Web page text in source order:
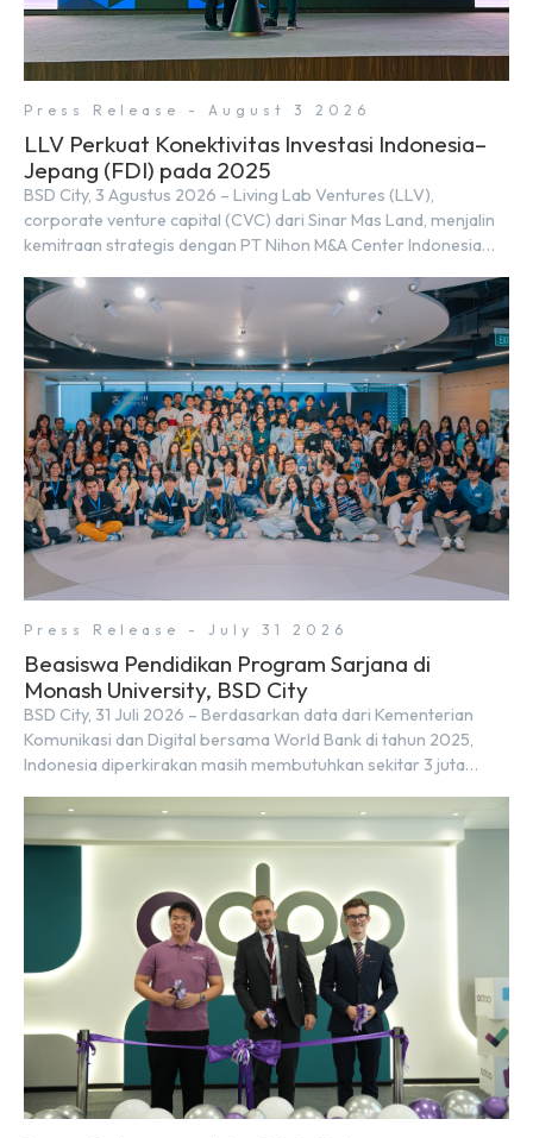
Press Release - August 3 2026
LLV Perkuat Konektivitas Investasi Indonesia–
Jepang (FDI) pada 2025
BSD City, 3 Agustus 2026 – Living Lab Ventures (LLV),
corporate venture capital (CVC) dari Sinar Mas Land, menjalin
kemitraan strategis dengan PT Nihon M&A Center Indonesia
tersebut ditandai dengan penandatanganan Memorandum of
Understanding (MoU) oleh Bayu Seto (Partner at Living Lab
Ventures) dan Kosuke Kawata […]
Press Release - July 31 2026
Beasiswa Pendidikan Program Sarjana di
Monash University, BSD City
BSD City, 31 Juli 2026 – Berdasarkan data dari Kementerian
Komunikasi dan Digital bersama World Bank di tahun 2025,
Indonesia diperkirakan masih membutuhkan sekitar 3 juta
tenaga digital baru setiap tahunnya untuk mendukung
percepatan transformasi digital di berbagai sektor strategis.
Kebutuhan tersebut menjadikan pengembangan sumber daya